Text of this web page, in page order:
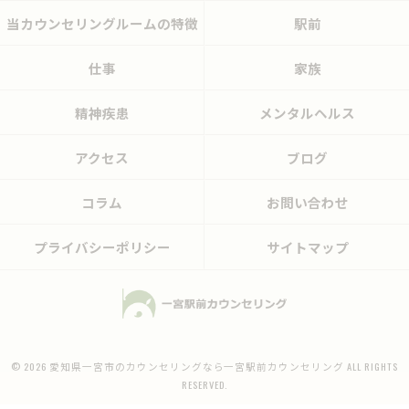
当カウンセリングルームの特徴 駅前
仕事 家族
精神疾患 メンタルヘルス
アクセス ブログ
コラム お問い合わせ
プライバシーポリシー サイトマップ
© 2026 愛知県一宮市のカウンセリングなら一宮駅前カウンセリング ALL RIGHTS
RESERVED.